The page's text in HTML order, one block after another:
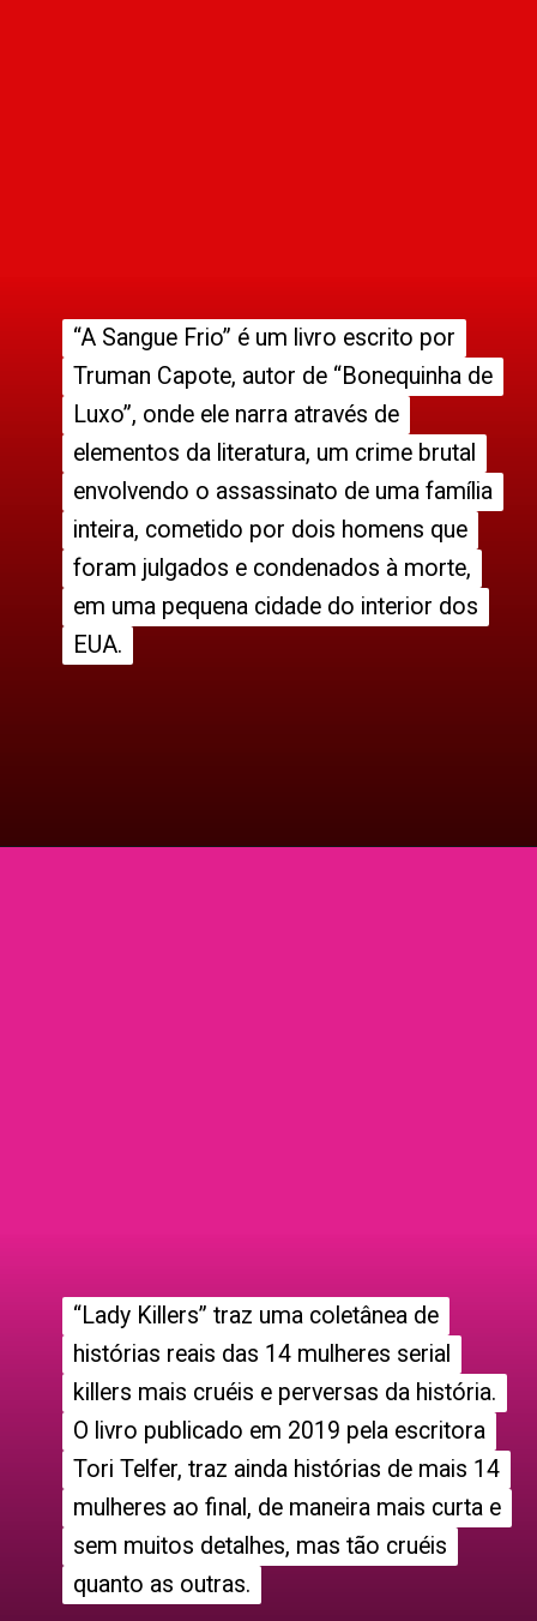
“A Sangue Frio” é um livro escrito por
Truman Capote, autor de “Bonequinha de
Luxo”, onde ele narra através de
elementos da literatura, um crime brutal
envolvendo o assassinato de uma família
inteira, cometido por dois homens que
foram julgados e condenados à morte,
em uma pequena cidade do interior dos
EUA.
“A Sangue Frio” é um livro escrito por
Truman Capote, autor de “Bonequinha de
Luxo”, onde ele narra através de
elementos da literatura, um crime brutal
envolvendo o assassinato de uma família
inteira, cometido por dois homens que
foram julgados e condenados à morte,
em uma pequena cidade do interior dos
EUA.
“Lady Killers” traz uma coletânea de
histórias reais das 14 mulheres serial
killers mais cruéis e perversas da história.
O livro publicado em 2019 pela escritora
Tori Telfer, traz ainda histórias de mais 14
mulheres ao final, de maneira mais curta e
sem muitos detalhes, mas tão cruéis
quanto as outras.
“Lady Killers” traz uma coletânea de
histórias reais das 14 mulheres serial
killers mais cruéis e perversas da história.
O livro publicado em 2019 pela escritora
Tori Telfer, traz ainda histórias de mais 14
mulheres ao final, de maneira mais curta e
sem muitos detalhes, mas tão cruéis
quanto as outras.